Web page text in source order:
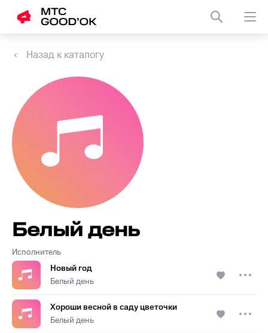
Назад к каталогу
Исполнитель
Белый день
Новый год
Белый день
Хороши весной в саду цветочки
Белый день